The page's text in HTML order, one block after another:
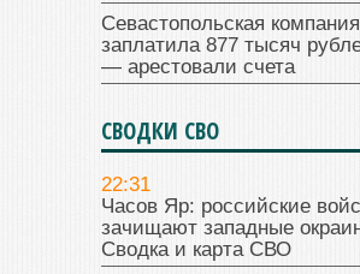
Севастопольская компания
заплатила 877 тысяч
— арестовали счета
СВОДКИ СВО
22:31
Часов Яр: российские
зачищают западные
Сводка и карта СВО